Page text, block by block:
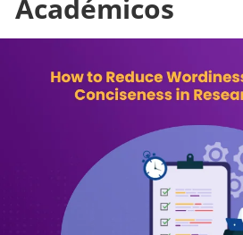
Académicos